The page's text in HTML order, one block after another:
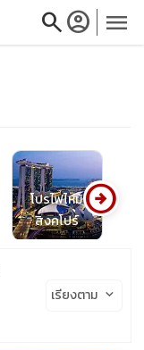
searchaccount_circle menu
close
โปรไฟไหม้
สิงคโปร์
arrow_circle_right
เรียงตาม keyboard_arrow_down